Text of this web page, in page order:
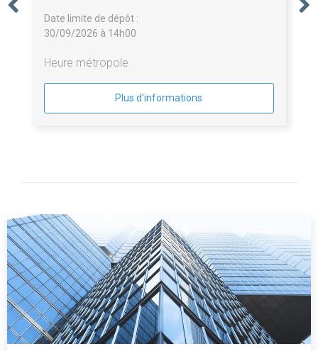
Date limite de dépôt :
30/09/2026 à 14h00
Heure métropole
Plus d'informations